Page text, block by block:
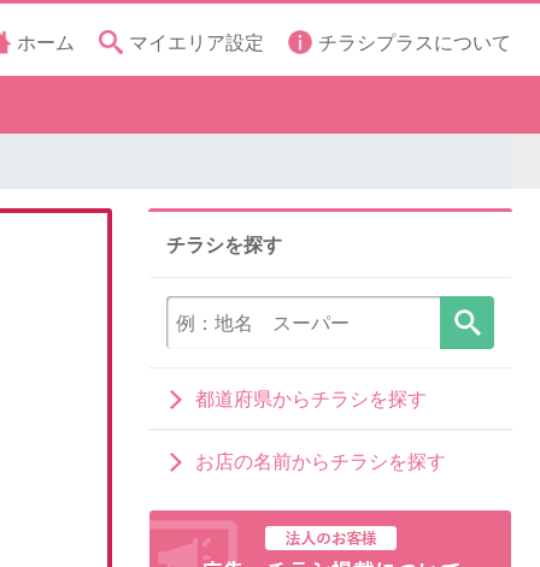
ホーム マイエリア設定 チラシプラスについて
チラシを探す
都道府県からチラシを探す
お店の名前からチラシを探す